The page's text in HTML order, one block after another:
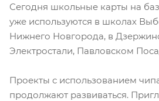
Сегодня школьные карты на
уже используются в школах
Нижнего Новгорода, в
Электростали, Павловском
Проекты с использованием
продолжают развиваться.